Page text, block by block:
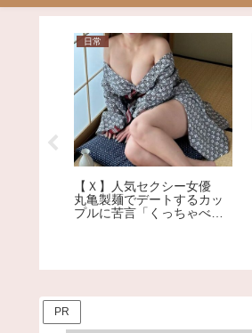
日常
【Ｘ】人気セクシー女優
丸亀製麺でデートするカッ
プルに苦言「くっちゃべる
PR